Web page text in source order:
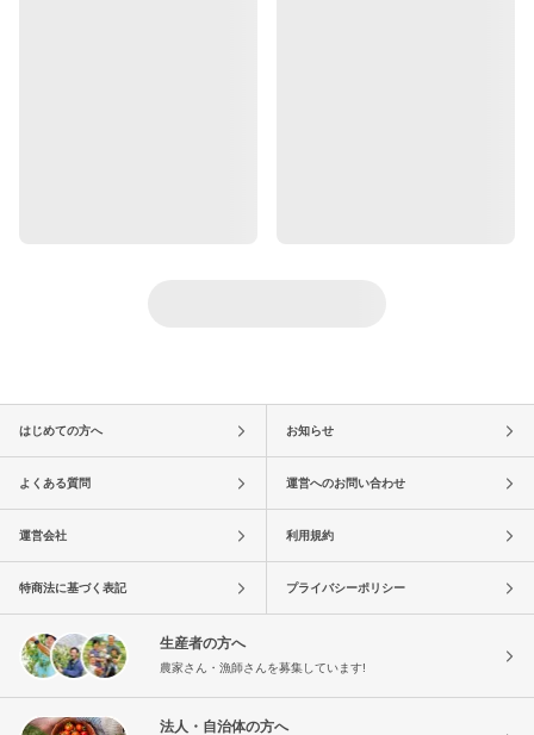
はじめての方へ お知らせ
よくある質問 運営へのお問い合わせ
運営会社 利用規約
特商法に基づく表記 プライバシーポリシー
生産者の方へ
農家さん・漁師さんを募集しています!
法人・自治体の方へ